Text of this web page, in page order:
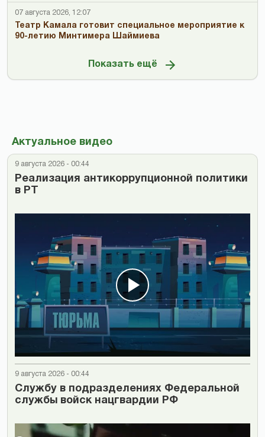
07 августа 2026, 12:07
Театр Камала готовит специальное мероприятие к
90-летию Минтимера Шаймиева
Показать ещё
Актуальное видео
9 августа 2026 - 00:44
Реализация антикоррупционной политики
в РТ
9 августа 2026 - 00:44
Cлужбу в подразделениях Федеральной
службы войск нацгвардии РФ